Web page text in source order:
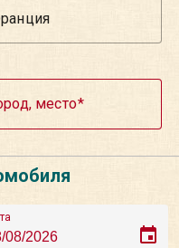
место
event